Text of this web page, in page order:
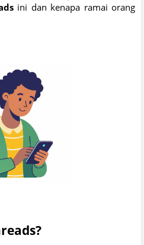
ini dan kenapa ramai orang